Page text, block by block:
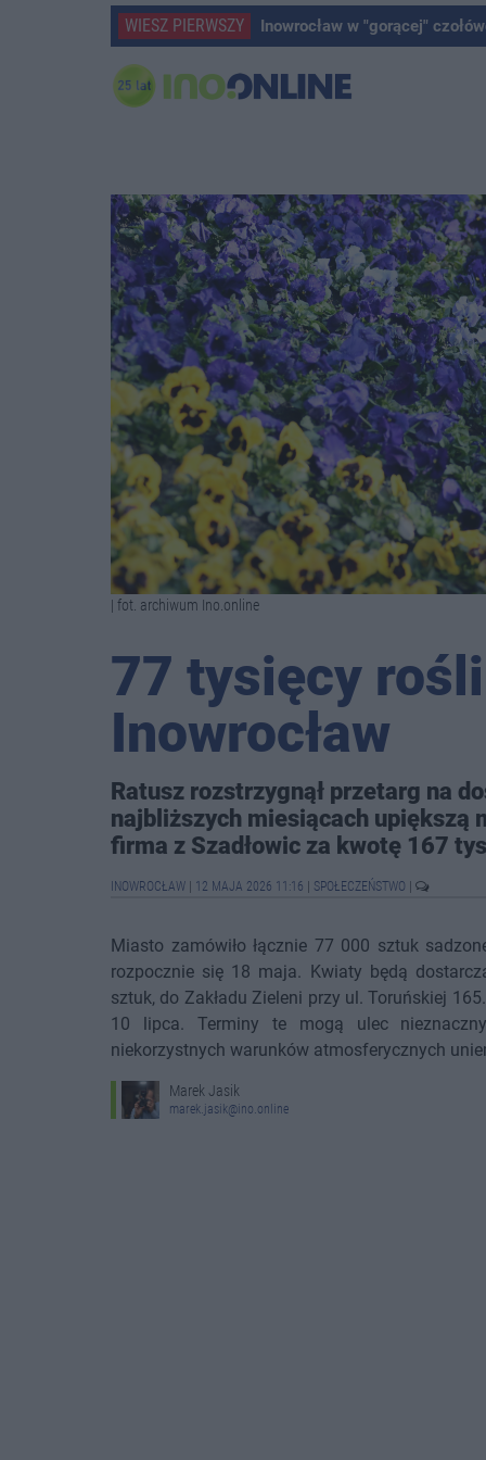
WIESZ PIERWSZY Inowrocław w "gorącej"
| fot. archiwum Ino.online
77 tysięcy
Inowrocław
Ratusz rozstrzygnął przetarg na
najbliższych miesiącach upiększą
firma z Szadłowic za kwotę 167
INOWROCŁAW 12 MAJA 2026 11:16 SPOŁECZEŃSTWO
Miasto zamówiło łącznie 77 000 sztuk
rozpocznie się 18 maja. Kwiaty będą
sztuk, do Zakładu Zieleni przy ul. Toruńskiej
10 lipca. Terminy te mogą ulec
niekorzystnych warunków atmosferycznych
Marek Jasik
marek.jasik@ino.online